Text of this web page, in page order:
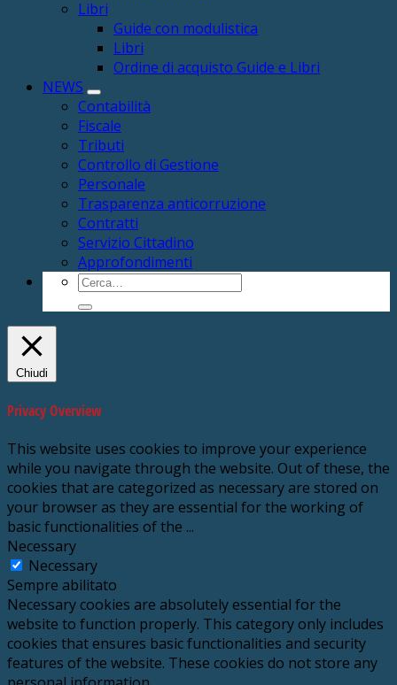
Libri
Guide con modulistica
Libri
Ordine di acquisto Guide e Libri
NEWS
Contabilità
Fiscale
Tributi
Controllo di Gestione
Personale
Trasparenza anticorruzione
Contratti
Servizio Cittadino
Approfondimenti
Cerca:
Chiudi
Privacy Overview
This website uses cookies to improve your experience
while you navigate through the website. Out of these, the
cookies that are categorized as necessary are stored on
your browser as they are essential for the working of
basic functionalities of the ...
Necessary
Necessary
Sempre abilitato
Necessary cookies are absolutely essential for the
website to function properly. This category only includes
cookies that ensures basic functionalities and security
features of the website. These cookies do not store any